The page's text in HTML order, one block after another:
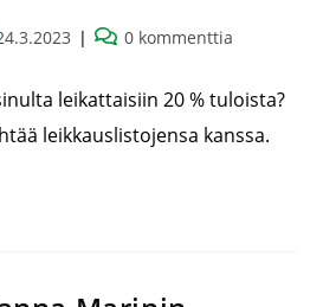
0 kommenttia
leikattaisiin 20 % tuloista?
leikkauslistojensa kanssa.